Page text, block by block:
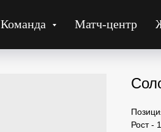
Команда Матч-центр
Рост -